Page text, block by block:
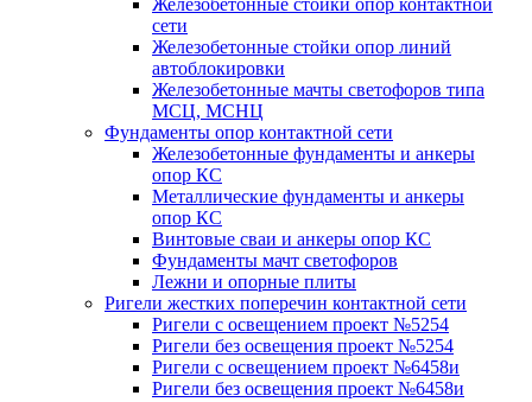
сети
Железобетонные стойки опор линий
автоблокировки
Железобетонные мачты светофоров типа
МСЦ, МСНЦ
Фундаменты опор контактной сети
Железобетонные фундаменты и анкеры
опор КС
Металлические фундаменты и анкеры
опор КС
Винтовые сваи и анкеры опор КС
Фундаменты мачт светофоров
Лежни и опорные плиты
Ригели жестких поперечин контактной сети
Ригели с освещением проект №5254
Ригели без освещения проект №5254
Ригели с освещением проект №6458и
Ригели без освещения проект №6458и